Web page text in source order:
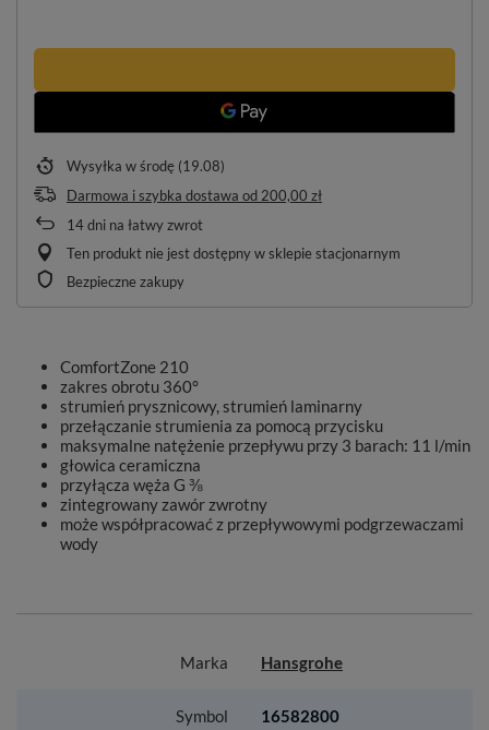
Wysyłka w środę (19.08)
Darmowa i szybka dostawa od 200,00 zł
14dni na łatwy zwrot
Ten produkt nie jest dostępny w sklepie stacjonarnym
Bezpieczne zakupy
ComfortZone 210
zakres obrotu 360°
strumień prysznicowy, strumień laminarny
przełączanie strumienia za pomocą przycisku
maksymalne natężenie przepływu przy 3 barach: 11 l/min
głowica ceramiczna
przyłącza węża G ⅜
zintegrowany zawór zwrotny
może współpracować z przepływowymi podgrzewaczami
wody
Marka Hansgrohe
Symbol 16582800